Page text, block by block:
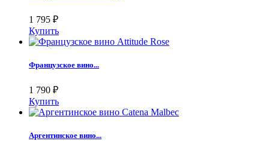
1 795 ₽
Купить
Французское вино...
1 790 ₽
Купить
Аргентинское вино...